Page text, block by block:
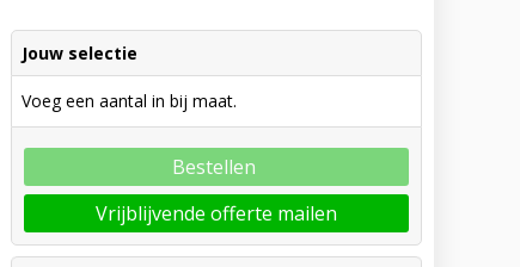
Jouw selectie
Voeg een aantal in bij maat.
Bestellen
Vrijblijvende offerte mailen